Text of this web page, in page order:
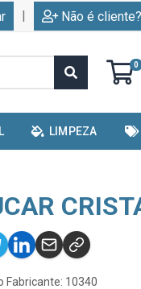
| Não é
0
LIMPEZA
Fabricante: 10340